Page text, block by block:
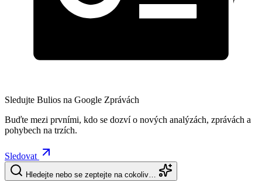
Sledujte Bulios na Google Zprávách
Buďte mezi prvními, kdo se dozví o nových analýzách, zprávách a
pohybech na trzích.
Sledovat
Hledejte nebo se zeptejte na cokoliv…